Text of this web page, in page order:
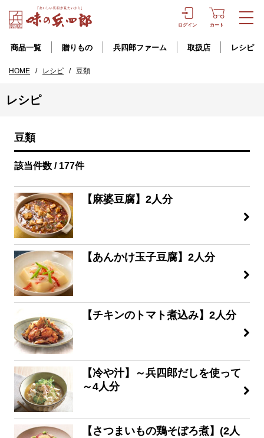
ログイン カート
商品一覧 贈りもの 兵四郎ファーム 取扱店 レシピ
HOME / レシピ / 豆類
レシピ
豆類
該当件数 / 177件
【麻婆豆腐】2人分
【あんかけ玉子豆腐】2人分
【チキンのトマト煮込み】2人分
【冷や汁】～兵四郎だしを使って
～4人分
【さつまいもの鶏そぼろ煮】(2人